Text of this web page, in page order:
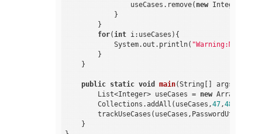
                useCases.remove(
new
            }
        }
for(int i:useCases){
            System.out.println(
"Warning:Missing
        }
    }
public static void main(String[] args)
        List<Integer> useCases =
new
        Collections.addAll(useCases,
47,48
        trackUseCases(useCases,PasswordUtils
    }